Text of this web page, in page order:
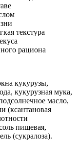
текстура
рациона
кукурузы,
кукурузная мука,
масло,
(ксантановая
пищевая,
(сукралоза).